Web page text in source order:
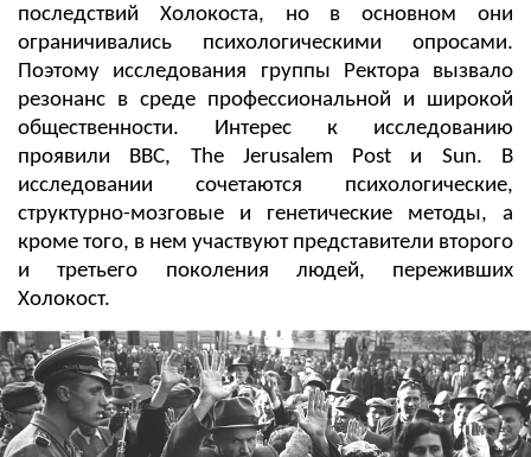
последствий Холокоста, но в основном они
ограничивались психологическими опросами.
Поэтому исследования группы Ректора вызвало
резонанс в среде профессиональной и широкой
общественности. Интерес к исследованию
проявили ВВС, The Jerusalem Post и Sun. В
исследовании сочетаются психологические,
структурно-мозговые и генетические методы, а
кроме того, в нем участвуют представители второго
и третьего поколения людей, переживших
Холокост.